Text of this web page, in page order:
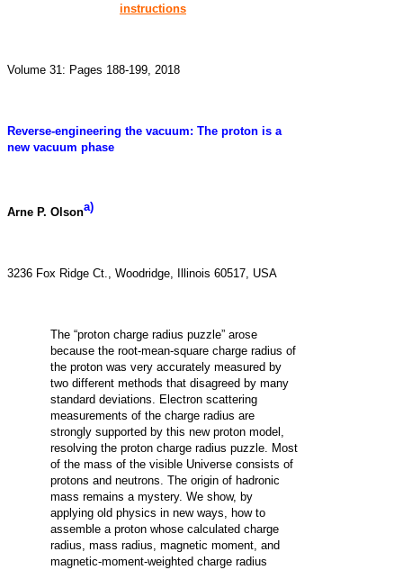
instructions
Volume 31: Pages 188-199, 2018
Reverse-engineering the vacuum: The proton is a
new vacuum phase
Arne P. Olsona)
3236 Fox Ridge Ct., Woodridge, Illinois 60517, USA
The “proton charge radius puzzle” arose
because the root-mean-square charge radius of
the proton was very accurately measured by
two different methods that disagreed by many
standard deviations. Electron scattering
measurements of the charge radius are
strongly supported by this new proton model,
resolving the proton charge radius puzzle. Most
of the mass of the visible Universe consists of
protons and neutrons. The origin of hadronic
mass remains a mystery. We show, by
applying old physics in new ways, how to
assemble a proton whose calculated charge
radius, mass radius, magnetic moment, and
magnetic-moment-weighted charge radius